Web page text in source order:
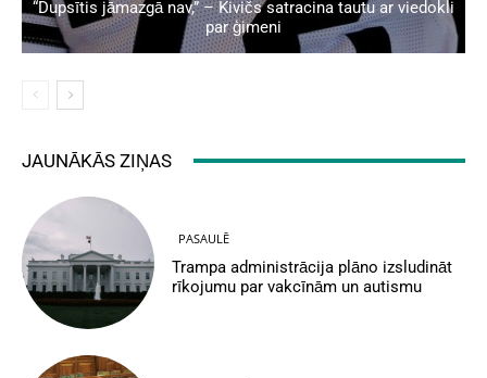
“Dupsītis jāmazgā nav,” – Kivičs satracina tautu ar viedokli
par ģimeni
JAUNĀKĀS ZIŅAS
PASAULĒ
Trampa administrācija plāno izsludināt
rīkojumu par vakcīnām un autismu